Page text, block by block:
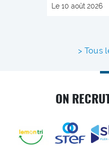
Le 10 août 2026
Tous
ON